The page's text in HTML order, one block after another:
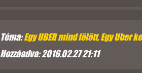
Téma:Egy UBER mind fölött, Egy Uber
Hozzáadva: 2016.02.27 21:11